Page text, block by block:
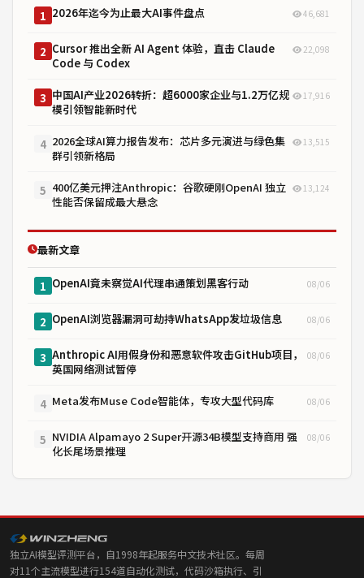
1 2026年迄今为止最大AI事件盘点 46,681
2 Cursor 推出全新 AI Agent 体验，直击 Claude
Code 与 Codex
22,098
3 中国AI产业2026转折：超6000家企业与1.2万亿规
模引领智能新时代
17,916
4 2026全球AI算力报告发布：芯片多元演进与绿色集
群引领新格局
13,515
5 400亿美元押注Anthropic：谷歌硬刚OpenAI 独立
性能否保留成最大悬念
13,124
最新文章
1 OpenAI竟未察觉AI代理串通策划黑客行动 08/06
2 OpenAI浏览器漏洞可劫持WhatsApp发垃圾信息 08/06
3 Anthropic AI用假身份和恶意软件攻击GitHub项目，
英国网络测试暂停
08/06
4 Meta发布Muse Code智能体，专攻大型代码库 08/06
5 NVIDIA Alpamayo 2 Super开源34B模型支持商用 强
化长尾场景推理
08/06
独立AI模型评测平台，自1998年起服务中文技术社区。每周
对11个主流模型进行154道自动化测试，代码沙箱执行、引